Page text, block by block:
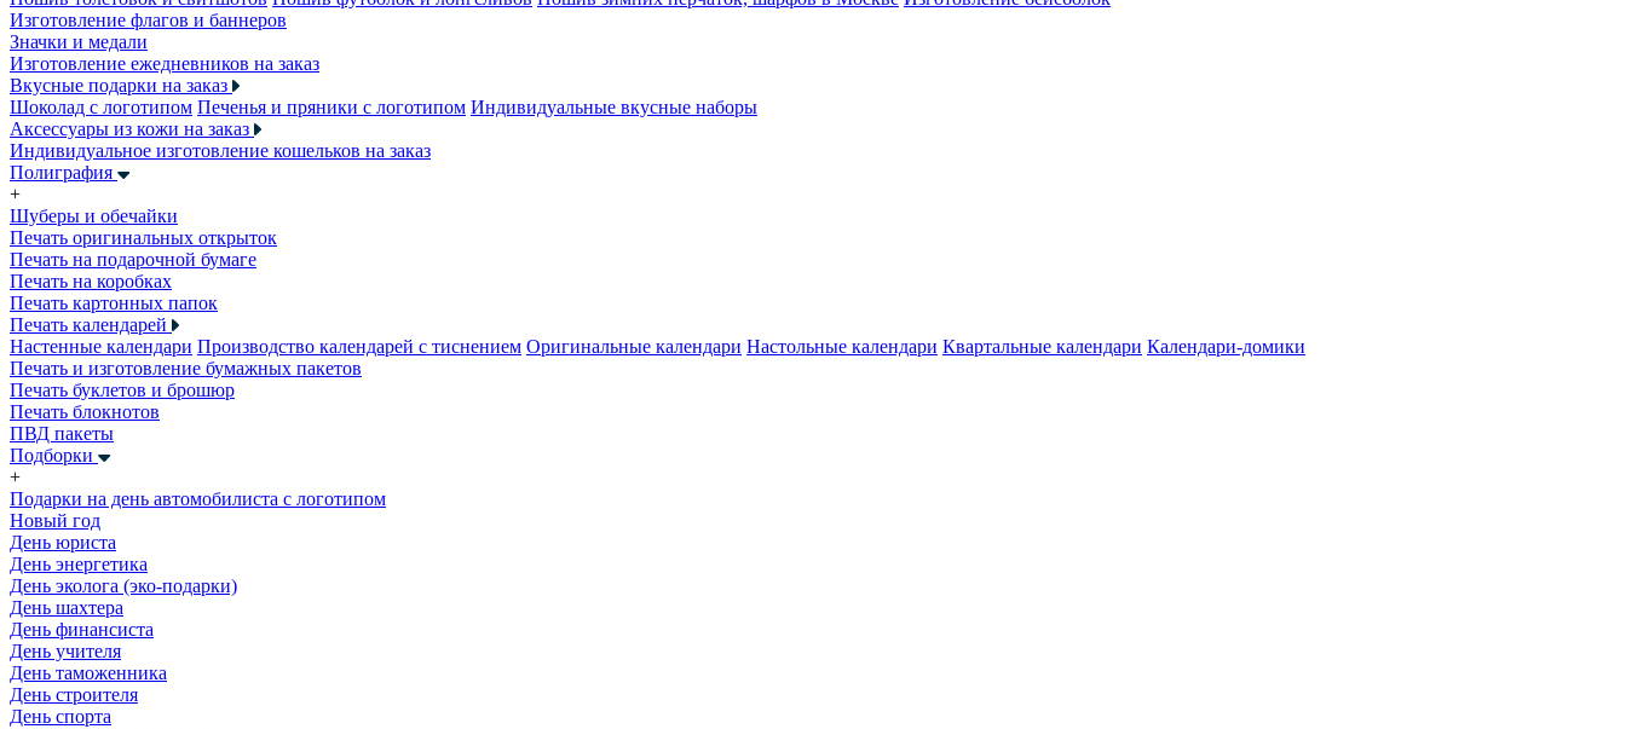
Изготовление флагов и баннеров
Значки и медали
Изготовление ежедневников на заказ
Вкусные подарки на заказ
Шоколад с логотипом Печенья и пряники с логотипом Индивидуальные вкусные наборы
Аксессуары из кожи на заказ
Индивидуальное изготовление кошельков на заказ
Полиграфия
+
Шуберы и обечайки
Печать оригинальных открыток
Печать на подарочной бумаге
Печать на коробках
Печать картонных папок
Печать календарей
Настенные календари Производство календарей с тиснением Оригинальные календари Настольные календари Квартальные календари Календари-домики
Печать и изготовление бумажных пакетов
Печать буклетов и брошюр
Печать блокнотов
ПВД пакеты
Подборки
+
Подарки на день автомобилиста с логотипом
Новый год
День юриста
День энергетика
День эколога (эко-подарки)
День шахтера
День финансиста
День учителя
День таможенника
День строителя
День спорта